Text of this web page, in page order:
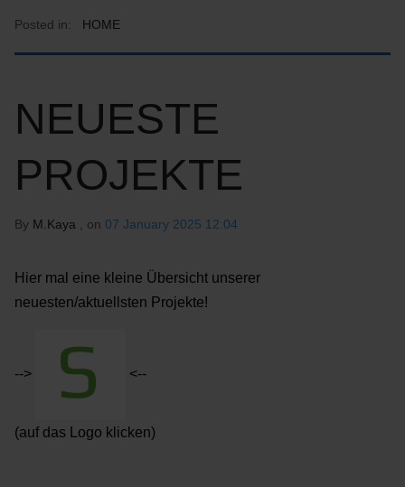
Posted in: HOME
NEUESTE
PROJEKTE
By M.Kaya , on 07 January 2025 12:04
Hier mal eine kleine Übersicht unserer
neuesten/aktuellsten Projekte!
--> <--
(auf das Logo klicken)